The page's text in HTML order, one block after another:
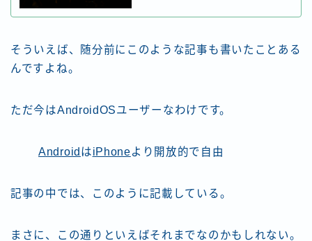
そういえば、随分前にこのような記事も書いたことある
んですよね。
ただ今はAndroidOSユーザーなわけです。
Android はiPhoneより開放的で自由
記事の中では、このように記載している。
まさに、この通りといえばそれまでなのかもしれない。